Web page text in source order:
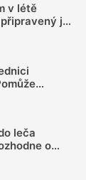
v létě
je
leča
o